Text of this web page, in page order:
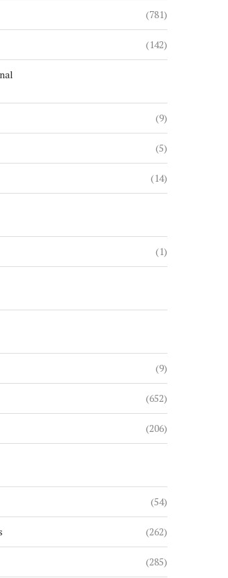
(781)
(142)
(9)
(5)
(14)
(1)
(9)
(652)
(206)
(54)
(262)
(285)